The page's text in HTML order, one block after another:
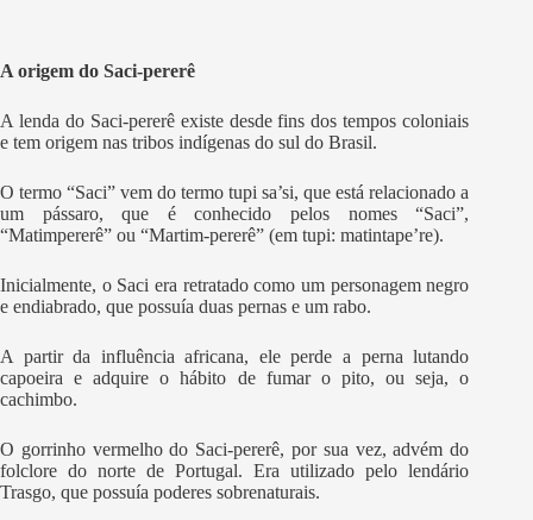
A origem do Saci-pererê
A lenda do Saci-pererê existe desde fins dos tempos coloniais
e tem origem nas tribos indígenas do sul do Brasil.
O termo “Saci” vem do termo tupi sa’si, que está relacionado a
um pássaro, que é conhecido pelos nomes “Saci”,
“Matimpererê” ou “Martim-pererê” (em tupi: matintape’re).
Inicialmente, o Saci era retratado como um personagem negro
e endiabrado, que possuía duas pernas e um rabo.
A partir da influência africana, ele perde a perna lutando
capoeira e adquire o hábito de fumar o pito, ou seja, o
cachimbo.
O gorrinho vermelho do Saci-pererê, por sua vez, advém do
folclore do norte de Portugal. Era utilizado pelo lendário
Trasgo, que possuía poderes sobrenaturais.